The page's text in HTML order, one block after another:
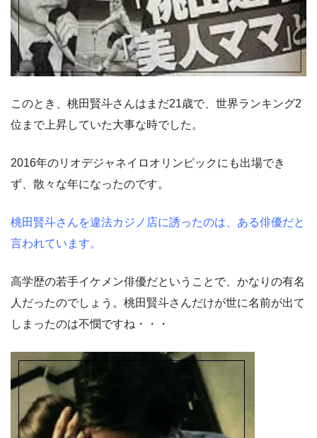
このとき、桃田賢斗さんはまだ21歳で、世界ランキング2
位まで上昇していた大事な時でした。
2016年のリオデジャネイロオリンピックにも出場でき
ず、散々な年になったのです。
桃田賢斗さんを違法カジノ店に誘ったのは、ある俳優だと
言われています。
高学歴の若手イケメン俳優だということで、かなりの有名
人だったのでしょう。桃田賢斗さんだけが世に名前が出て
しまったのは不憫ですね・・・